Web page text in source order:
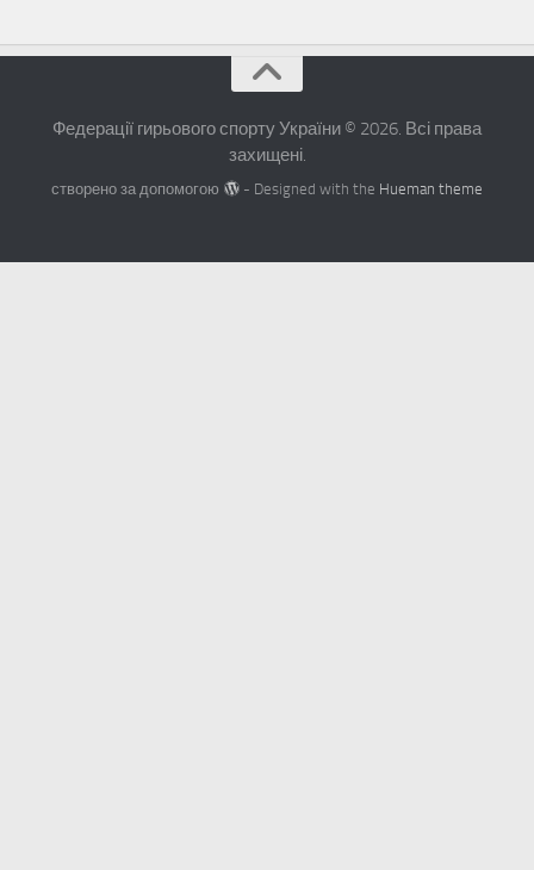
Федерації гирьового спорту України © 2026. Всі права
захищені.
створено за допомогою - Designed with the Hueman theme